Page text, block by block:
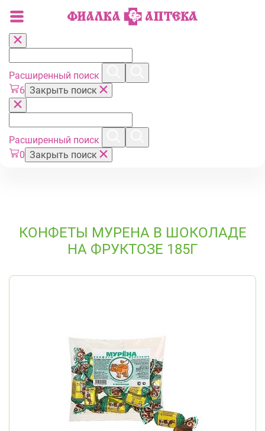
Расширенный поиск
6 Закрыть поиск
Расширенный поиск
0 Закрыть поиск
КОНФЕТЫ МУРЕНА В ШОКОЛАДЕ
НА ФРУКТОЗЕ 185Г